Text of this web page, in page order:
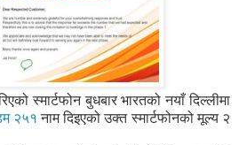
स्मार्टफोन बुधबार भारतको नयाँ दिल्लीमा
२५१ नाम दिइएको उक्त स्मार्टफोनको मूल्य २